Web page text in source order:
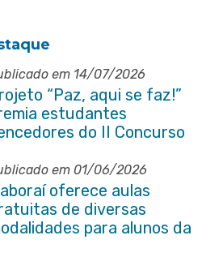
em 14/07/2026
“Paz, aqui se faz!”
estudantes
do II Concurso
Contos em Itaboraí
em 01/06/2026
oferece aulas
de diversas
para alunos da
municipal de ensino